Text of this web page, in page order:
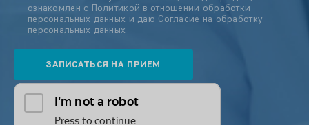
ознакомлен с
Политикой в отношении обработки
персональных данных и даю Согласие на обработку
персональных данных